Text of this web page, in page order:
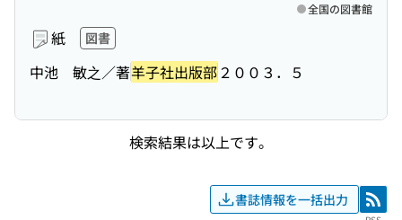
紙 図書
中池 敏之／著羊子社出版部 ２００３．５
全国の図書館
検索結果は以上です。
書誌情報を一括出力 RSS